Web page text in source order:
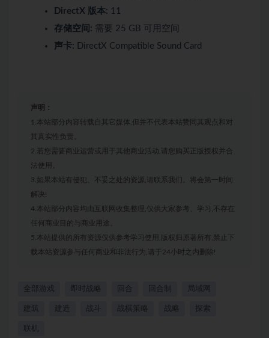
DirectX 版本: 11
存储空间: 需要 25 GB 可用空间
声卡: DirectX Compatible Sound Card
声明：
1.本站部分内容转载自其它媒体,但并不代表本站赞同其观点和对
其真实性负责。
2.若您需要商业运营或用于其他商业活动,请您购买正版授权并合
法使用。
3.如果本站有侵犯、不妥之处的资源,请联系我们。将会第一时间
解决!
4.本站部分内容均由互联网收集整理,仅供大家参考、学习,不存在
任何商业目的与商业用途。
5.本站提供的所有资源仅供参考学习使用,版权归原著所有,禁止下
载本站资源参与任何商业和非法行为,请于24小时之内删除!
全部游戏 即时战略 回合 回合制 局域网
建筑 建造 战斗 战棋策略 战略 探索
联机